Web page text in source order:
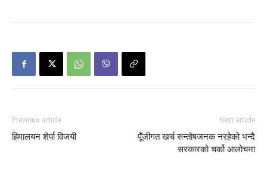
Previous article
हिमालयन शेर्पा विजयी
Next article
पूँजीगत खर्च सन्तोषजनक नरहेको भन्दै
सरकारको चर्को आलोचना